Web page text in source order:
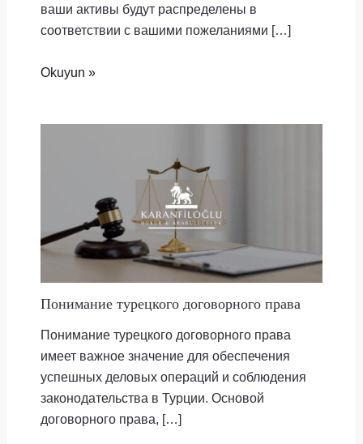
ваши активы будут распределены в
соответствии с вашими пожеланиями […]
Okuyun »
Понимание турецкого договорного права
Понимание турецкого договорного права
имеет важное значение для обеспечения
успешных деловых операций и соблюдения
законодательства в Турции. Основой
договорного права, […]